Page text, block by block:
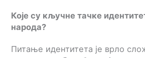
Које су кључне тачке
народа?
Питање идентитета је врло